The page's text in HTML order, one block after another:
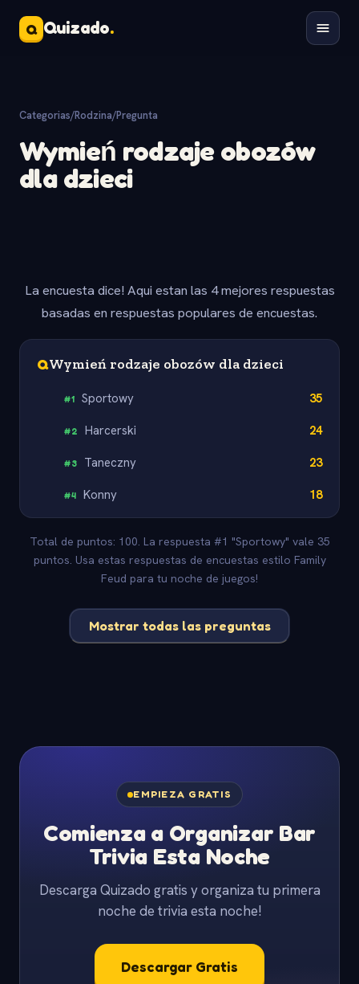
Q Quizado.
Categorias/Rodzina/Pregunta
Wymień rodzaje obozów
dla dzieci
La encuesta dice! Aqui estan las 4 mejores respuestas
basadas en respuestas populares de encuestas.
QWymień rodzaje obozów dla dzieci
#1 Sportowy 35
#2 Harcerski 24
#3 Taneczny 23
#4 Konny 18
Total de puntos: 100. La respuesta #1 "Sportowy" vale 35
puntos. Usa estas respuestas de encuestas estilo Family
Feud para tu noche de juegos!
Mostrar todas las preguntas
EMPIEZA GRATIS
Comienza a Organizar Bar
Trivia Esta Noche
Descarga Quizado gratis y organiza tu primera
noche de trivia esta noche!
Descargar Gratis